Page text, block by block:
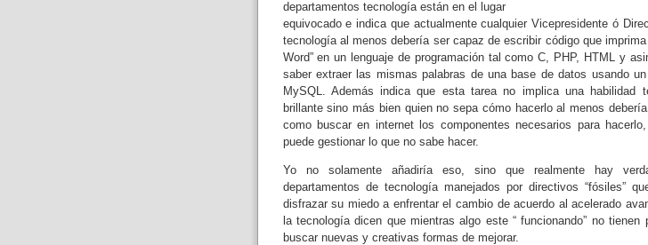
departamentos tecnología están en el lugar
equivocado e indica que actualmente cualquier Vicepresidente ó
tecnología al menos debería ser capaz de escribir código que imprima
Word”en un lenguaje de programación tal como C, PHP, HTML y
saber extraer las mismas palabras de una base de datos usando
MySQL. Además indica que esta tarea no implica una habilidad
brillante sino más bien quien no sepa cómo hacerlo al menos
como buscar en internet los componentes necesarios para
puede gestionar lo que no sabe hacer.
Yo no solamente añadiría eso, sino que realmente hay
departamentos de tecnología manejados por directivos “fósiles”
disfrazar su miedo a enfrentar el cambio de acuerdo al acelerado
la tecnología dicen que mientras algo este “ funcionando” no tienen
buscar nuevas y creativas formas de mejorar.